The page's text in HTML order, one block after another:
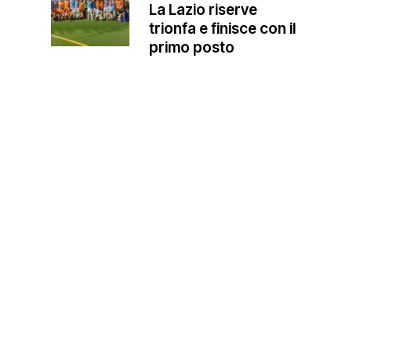
La Lazio riserve
trionfa e finisce con il
primo posto